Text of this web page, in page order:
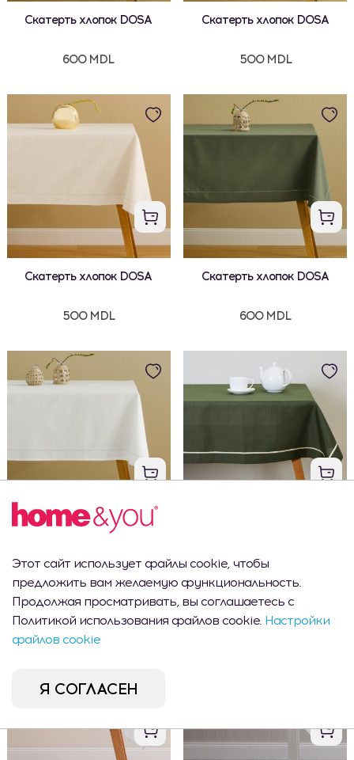
Скатерть хлопок DOSA
600 MDL
Скатерть хлопок DOSA
500 MDL
Скатерть хлопок DOSA
500 MDL
Скатерть хлопок DOSA
600 MDL
Скатерть хлопок DOSA
650 MDL 535 MDL
Этот сайт использует файлы cookie, чтобы
предложить вам желаемую функциональность.
Продолжая просматривать, вы соглашаетесь с
Политикой использования файлов cookie. Настройки
файлов cookie
Я СОГЛАСЕН